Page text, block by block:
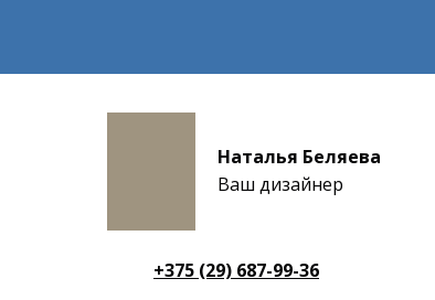
Наталья Беляева
Ваш дизайнер
+375 (29) 687-99-36